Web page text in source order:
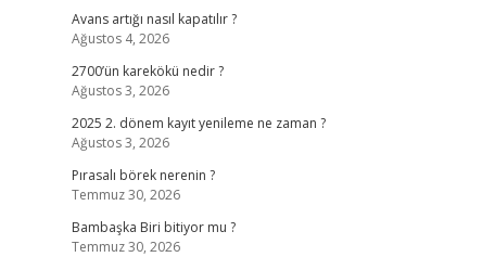
Avans artığı nasıl kapatılır ?
Ağustos 4, 2026
2700’ün karekökü nedir ?
Ağustos 3, 2026
2025 2. dönem kayıt yenileme ne zaman ?
Ağustos 3, 2026
Pırasalı börek nerenin ?
Temmuz 30, 2026
Bambaşka Biri bitiyor mu ?
Temmuz 30, 2026